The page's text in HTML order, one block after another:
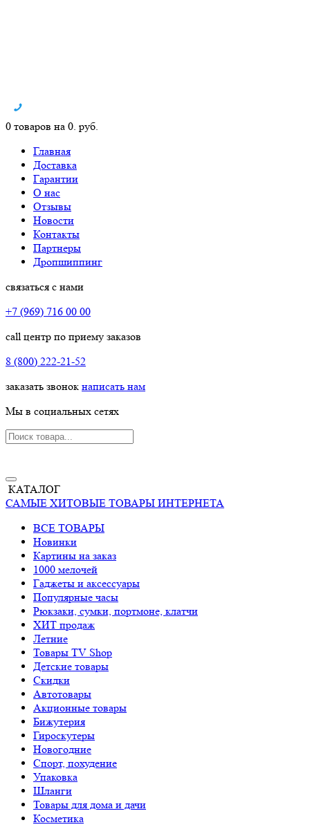
0 товаров на 0. руб.
Главная
Доставка
Гарантии
О нас
Отзывы
Новости
Контакты
Партнеры
Дропшиппинг
связаться с нами
+7 (969) 716 00 00
call центр по приему заказов
8 (800) 222-21-52
заказать звонок написать нам
Мы в социальных сетях
КАТАЛОГ
САМЫЕ ХИТОВЫЕ ТОВАРЫ ИНТЕРНЕТА
ВСЕ ТОВАРЫ
Новинки
Картины на заказ
1000 мелочей
Гаджеты и аксессуары
Популярные часы
Рюкзаки, сумки, портмоне, клатчи
ХИТ продаж
Летние
Товары TV Shop
Детские товары
Cкидки
Автотовары
Акционные товары
Бижутерия
Гироскутеры
Новогодние
Спорт, похудение
Упаковка
Шланги
Товары для дома и дачи
Косметика